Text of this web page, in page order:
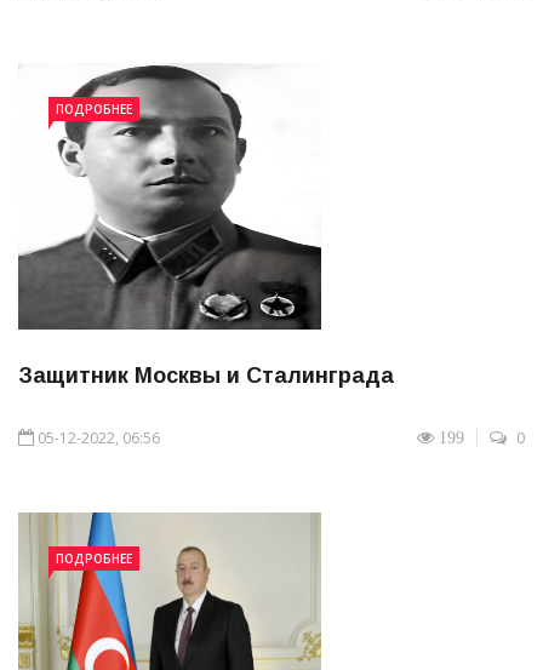
ПОДРОБНЕЕ
Защитник Москвы и Сталинграда
05-12-2022, 06:56 199 0
ПОДРОБНЕЕ